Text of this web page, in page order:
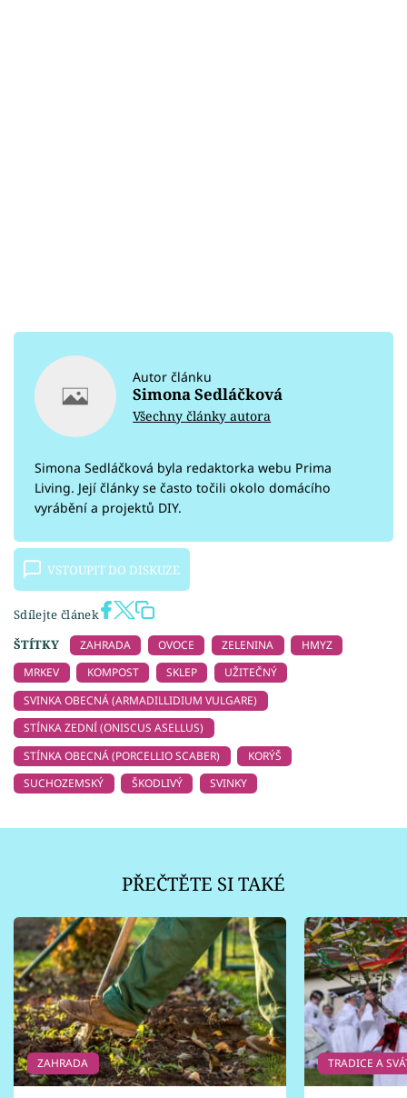
Autor článku
Simona Sedláčková
Všechny články autora
Simona Sedláčková byla redaktorka webu Prima
Living. Její články se často točili okolo domácího
vyrábění a projektů DIY.
VSTOUPIT DO DISKUZE
Sdílejte článek
ŠTÍTKY
ZAHRADA OVOCE ZELENINA
HMYZ
MRKEV
KOMPOST SKLEP
UŽITEČNÝ
SVINKA OBECNÁ (ARMADILLIDIUM VULGARE)
STÍNKA ZEDNÍ (ONISCUS ASELLUS)
STÍNKA OBECNÁ (PORCELLIO SCABER)
KORÝŠ
SUCHOZEMSKÝ
ŠKODLIVÝ SVINKY
PŘEČTĚTE SI TAKÉ
ZAHRADA TRADICE A